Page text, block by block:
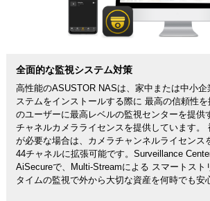
全面的な監視システム対策
高性能のASUSTOR NASは、家中または中小企
ステムをインストールする際に 最高の信頼性
のユーザーに最高レベルの監視センターを提供
チャネルカメラライセンスを提供しています。
が必要な場合は、カメラチャンネルライセンス
44チャネルに拡張可能です。Surveillance
AiSecureで、Multi-Streamによる スマートスト
タイムの監視で外から大切な資産を何時でも安